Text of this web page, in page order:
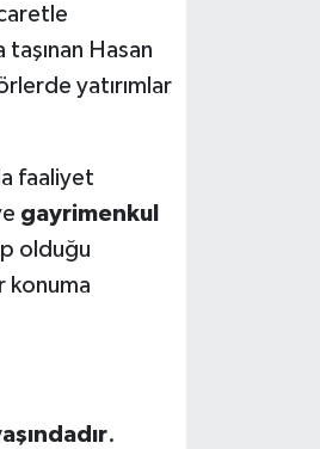
taşınan Hasan
yatırımlar
faaliyet
gayrimenkul
olduğu
konuma
.